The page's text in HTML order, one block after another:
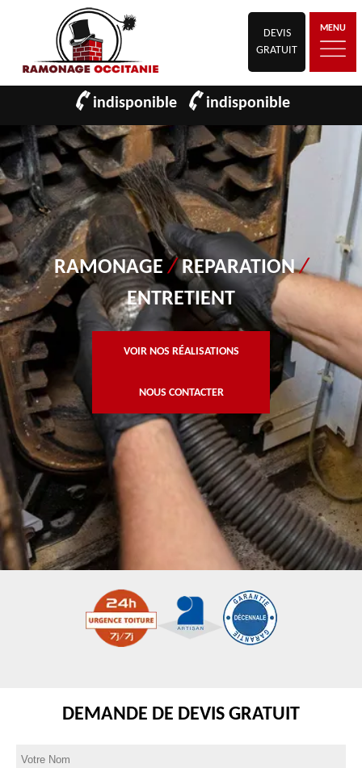
DEVIS
GRATUIT
MENU
indisponible indisponible
RAMONAGE/REPARATION/
ENTRETIENT
VOIR NOS RÉALISATIONS
NOUS CONTACTER
DEMANDE DE DEVIS GRATUIT